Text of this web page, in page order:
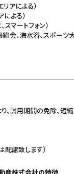
アによる）
よる）
スマートフォン）
会、海水浴、スポーツ
、試用期間の免除、短
配慮致します）
産株式会社の特徴